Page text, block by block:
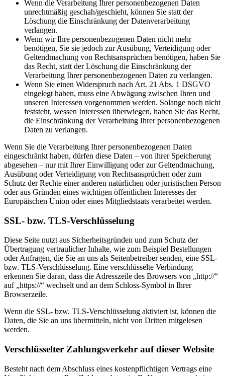
Wenn die Verarbeitung Ihrer personenbezogenen Daten
unrechtmäßig geschah/geschieht, können Sie statt der
Löschung die Einschränkung der Datenverarbeitung
verlangen.
Wenn wir Ihre personenbezogenen Daten nicht mehr
benötigen, Sie sie jedoch zur Ausübung, Verteidigung oder
Geltendmachung von Rechtsansprüchen benötigen, haben Sie
das Recht, statt der Löschung die Einschränkung der
Verarbeitung Ihrer personenbezogenen Daten zu verlangen.
Wenn Sie einen Widerspruch nach Art. 21 Abs. 1 DSGVO
eingelegt haben, muss eine Abwägung zwischen Ihren und
unseren Interessen vorgenommen werden. Solange noch nicht
feststeht, wessen Interessen überwiegen, haben Sie das Recht,
die Einschränkung der Verarbeitung Ihrer personenbezogenen
Daten zu verlangen.
Wenn Sie die Verarbeitung Ihrer personenbezogenen Daten
eingeschränkt haben, dürfen diese Daten – von ihrer Speicherung
abgesehen – nur mit Ihrer Einwilligung oder zur Geltendmachung,
Ausübung oder Verteidigung von Rechtsansprüchen oder zum
Schutz der Rechte einer anderen natürlichen oder juristischen Person
oder aus Gründen eines wichtigen öffentlichen Interesses der
Europäischen Union oder eines Mitgliedstaats verarbeitet werden.
SSL- bzw. TLS-Verschlüsselung
Diese Seite nutzt aus Sicherheitsgründen und zum Schutz der
Übertragung vertraulicher Inhalte, wie zum Beispiel Bestellungen
oder Anfragen, die Sie an uns als Seitenbetreiber senden, eine SSL-
bzw. TLS-Verschlüsselung. Eine verschlüsselte Verbindung
erkennen Sie daran, dass die Adresszeile des Browsers von „http://“
auf „https://“ wechselt und an dem Schloss-Symbol in Ihrer
Browserzeile.
Wenn die SSL- bzw. TLS-Verschlüsselung aktiviert ist, können die
Daten, die Sie an uns übermitteln, nicht von Dritten mitgelesen
werden.
Verschlüsselter Zahlungsverkehr auf dieser Website
Besteht nach dem Abschluss eines kostenpflichtigen Vertrags eine